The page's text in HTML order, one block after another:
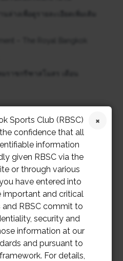
JULY
– RBSC Polo Club –
งานสมาคมราชกรีฑาสโมสร
VACANCIES JULY
Sports Club (RBSC)
confidence that all
information
given RBSC via the
or through various
have entered into
important and critical
RBSC commit to
security and
information at our
and pursuant to
For details,